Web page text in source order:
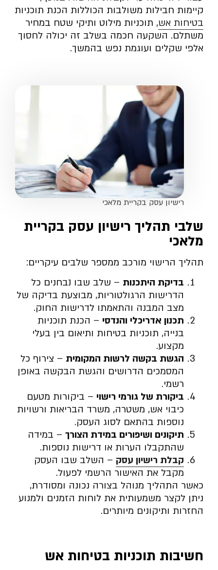
קיימות חבילות משולבות הכוללות הכנת תוכניות
בטיחות אש, תוכניות מילוט ותיקי שטח במחיר
משתלם. השקעה חכמה בשלב זה יכולה לחסוך
אלפי שקלים ועוגמת נפש בהמשך.
רישיון עסק בקריית מלאכי
שלבי תהליך רישיון עסק בקריית
מלאכי
תהליך הרישוי מורכב ממספר שלבים עיקריים:
בדיקת היתכנות – שלב שבו נבחנים כל
הדרישות הרגולטוריות, מבוצעת בדיקה של
מצב המבנה והתאמתו לדרישות החוק.
תכנון אדריכלי והנדסי – הכנת תוכניות
בנייה, תוכניות בטיחות ותיאום בין בעלי
מקצוע.
הגשת בקשה לרשות המקומית – צירוף כל
המסמכים הדרושים והגשת הבקשה באופן
רשמי.
ביקורת של גורמי רישוי – ביקורות מטעם
כיבוי אש, משטרה, משרד הבריאות ורשויות
נוספות בהתאם לסוג העסק.
תיקונים ושיפורים במידת הצורך – במידה
שהתקבלו הערות או דרישות נוספות.
קבלת רישיון עסק – השלב שבו העסק
מקבל את האישור הרשמי לפעול.
כאשר התהליך מנוהל בצורה נכונה ומסודרת,
ניתן לקצר משמעותית את לוחות הזמנים ולמנוע
החזרות ותיקונים מיותרים.
חשיבות תוכניות בטיחות אש